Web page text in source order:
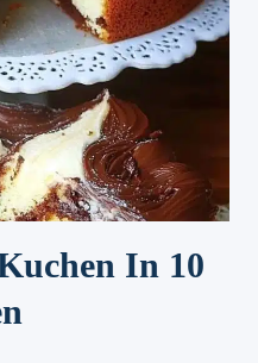
In 10